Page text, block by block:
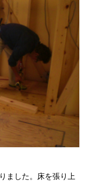
ました。床を張り上